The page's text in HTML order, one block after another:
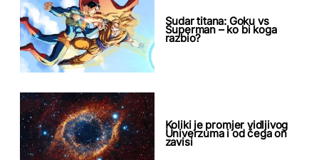
Sudar titana: Goku vs
Superman – ko bi koga
razbio?
Koliki je promjer vidljivog
Univerzuma i od čega on
zavisi